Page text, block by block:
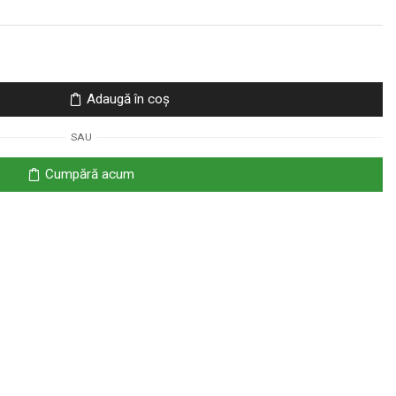
Adaugă în coș
SAU
Cumpără acum